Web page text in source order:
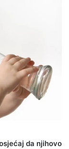
da njihovo